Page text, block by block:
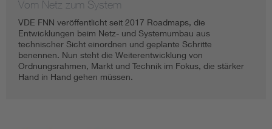
Vom Netz zum System
VDE FNN veröffentlicht seit 2017 Roadmaps, die
Entwicklungen beim Netz- und Systemumbau aus
technischer Sicht einordnen und geplante Schritte
benennen. Nun steht die Weiterentwicklung von
Ordnungsrahmen, Markt und Technik im Fokus, die stärker
Hand in Hand gehen müssen.